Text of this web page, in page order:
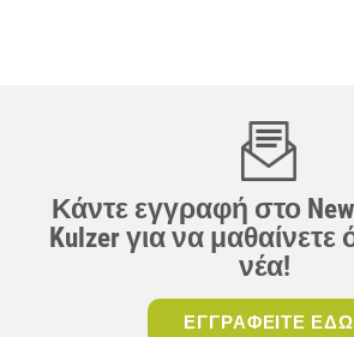
Κάντε εγγραφή στο
Kulzer για να μαθαίνετε
νέα!
ΕΓΓΡΑΦΕΙΤΕ ΕΔΩ